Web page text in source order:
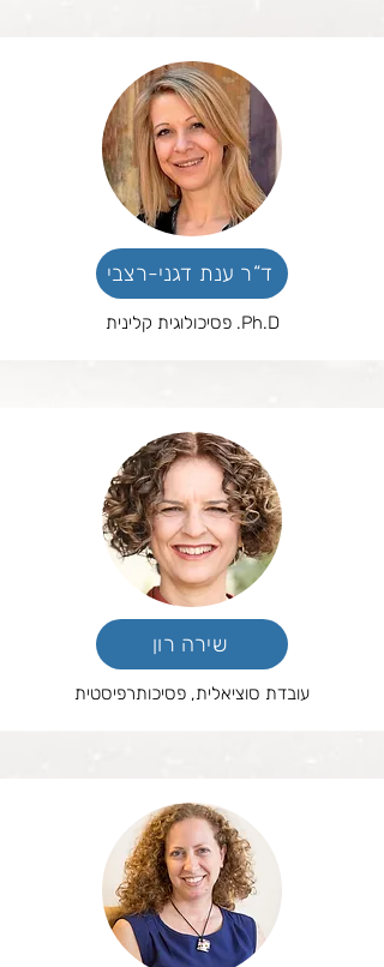
ד“ר ענת דגני-רצבי
Ph.D. פסיכולוגית קלינית
שירה רון
עובדת סוציאלית, פסיכותרפיסטית